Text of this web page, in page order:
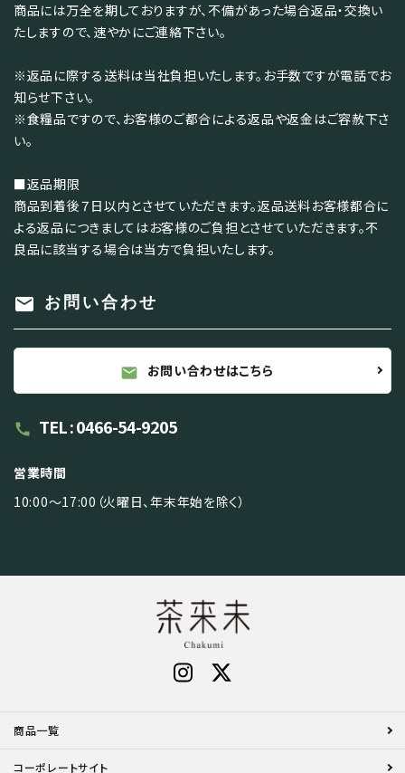
商品には万全を期しておりますが、不備があった場合返品・交換い
たしますので、速やかにご連絡下さい。
※返品に際する送料は当社負担いたします。お手数ですが電話でお
知らせ下さい。
※食糧品ですので、お客様のご都合による返品や返金はご容赦下さ
い。
■返品期限
商品到着後７日以内とさせていただきます。返品送料お客様都合に
よる返品につきましてはお客様のご負担とさせていただきます。不
良品に該当する場合は当方で負担いたします。
mail お問い合わせ
mail お問い合わせはこちら
call TEL : 0466-54-9205
営業時間
10:00～17:00（火曜日、年末年始を除く）
商品一覧
コーポレートサイト